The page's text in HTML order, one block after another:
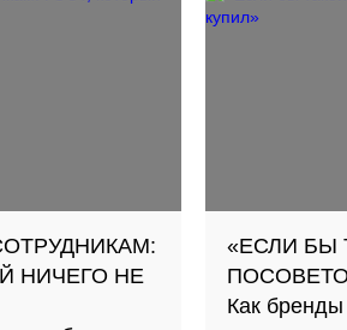
НИЧЕГО НЕ
«ЕСЛИ БЫ
Как